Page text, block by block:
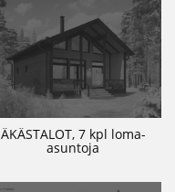
ÄKÄSTALOT, 7 kpl loma-
asuntoja